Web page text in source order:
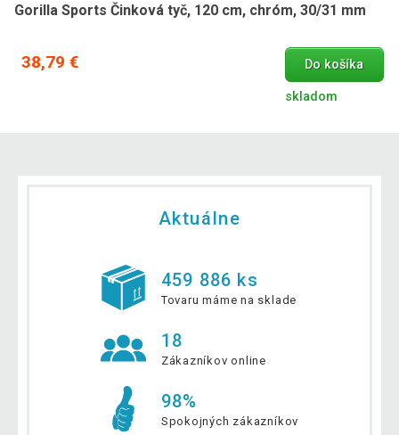
Gorilla Sports Činková tyč, 120 cm, chróm, 30/31 mm
38,79 € Do košíka
skladom
Aktuálne
459 886 ks
Tovaru máme na sklade
18
Zákazníkov online
98%
Spokojných zákazníkov